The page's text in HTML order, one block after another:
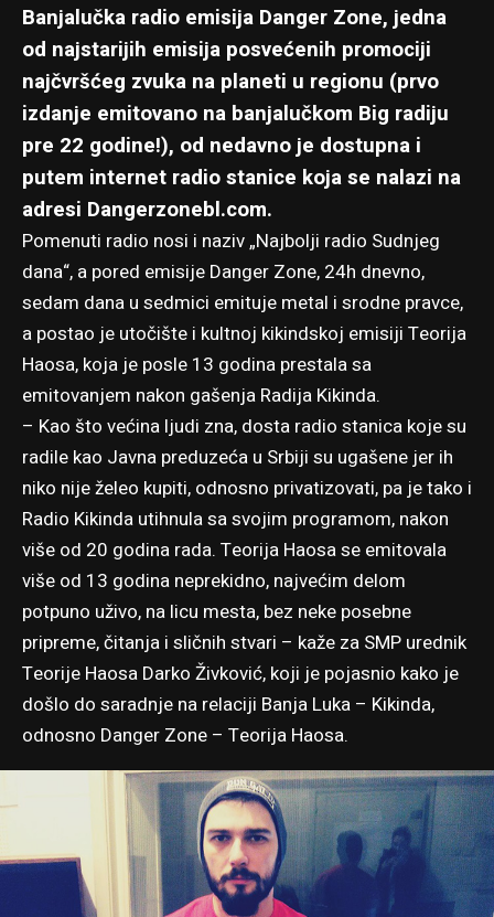
Banjalučka radio emisija Danger Zone, jedna
od najstarijih emisija posvećenih promociji
najčvršćeg zvuka na planeti u regionu (prvo
izdanje emitovano na banjalučkom Big radiju
pre 22 godine!), od nedavno je dostupna i
putem internet radio stanice koja se nalazi na
adresi Dangerzonebl.com.
Pomenuti radio nosi i naziv „Najbolji radio Sudnjeg
dana“, a pored emisije Danger Zone, 24h dnevno,
sedam dana u sedmici emituje metal i srodne pravce,
a postao je utočište i kultnoj kikindskoj emisiji Teorija
Haosa, koja je posle 13 godina prestala sa
emitovanjem nakon gašenja Radija Kikinda.
– Kao što većina ljudi zna, dosta radio stanica koje su
radile kao Javna preduzeća u Srbiji su ugašene jer ih
niko nije želeo kupiti, odnosno privatizovati, pa je tako i
Radio Kikinda utihnula sa svojim programom, nakon
više od 20 godina rada. Teorija Haosa se emitovala
više od 13 godina neprekidno, najvećim delom
potpuno uživo, na licu mesta, bez neke posebne
pripreme, čitanja i sličnih stvari – kaže za SMP urednik
Teorije Haosa Darko Živković, koji je pojasnio kako je
došlo do saradnje na relaciji Banja Luka – Kikinda,
odnosno Danger Zone – Teorija Haosa.